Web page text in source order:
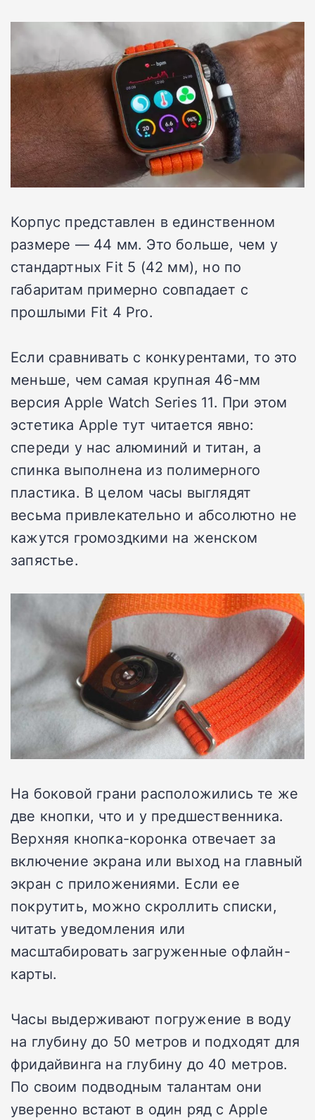
Корпус представлен в единственном
размере — 44 мм. Это больше, чем у
стандартных Fit 5 (42 мм), но по
габаритам примерно совпадает с
прошлыми Fit 4 Pro.
Если сравнивать с конкурентами, то это
меньше, чем самая крупная 46-мм
версия Apple Watch Series 11. При этом
эстетика Apple тут читается явно:
спереди у нас алюминий и титан, а
спинка выполнена из полимерного
пластика. В целом часы выглядят
весьма привлекательно и абсолютно не
кажутся громоздкими на женском
запястье.
На боковой грани расположились те же
две кнопки, что и у предшественника.
Верхняя кнопка-коронка отвечает за
включение экрана или выход на главный
экран с приложениями. Если ее
покрутить, можно скроллить списки,
читать уведомления или
масштабировать загруженные офлайн-
карты.
Часы выдерживают погружение в воду
на глубину до 50 метров и подходят для
фридайвинга на глубину до 40 метров.
По своим подводным талантам они
уверенно встают в один ряд с Apple